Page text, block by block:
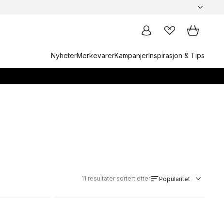
NyheterMerkevarerKampanjerInspirasjon & Tips
11 resultater sortert etter Popularitet